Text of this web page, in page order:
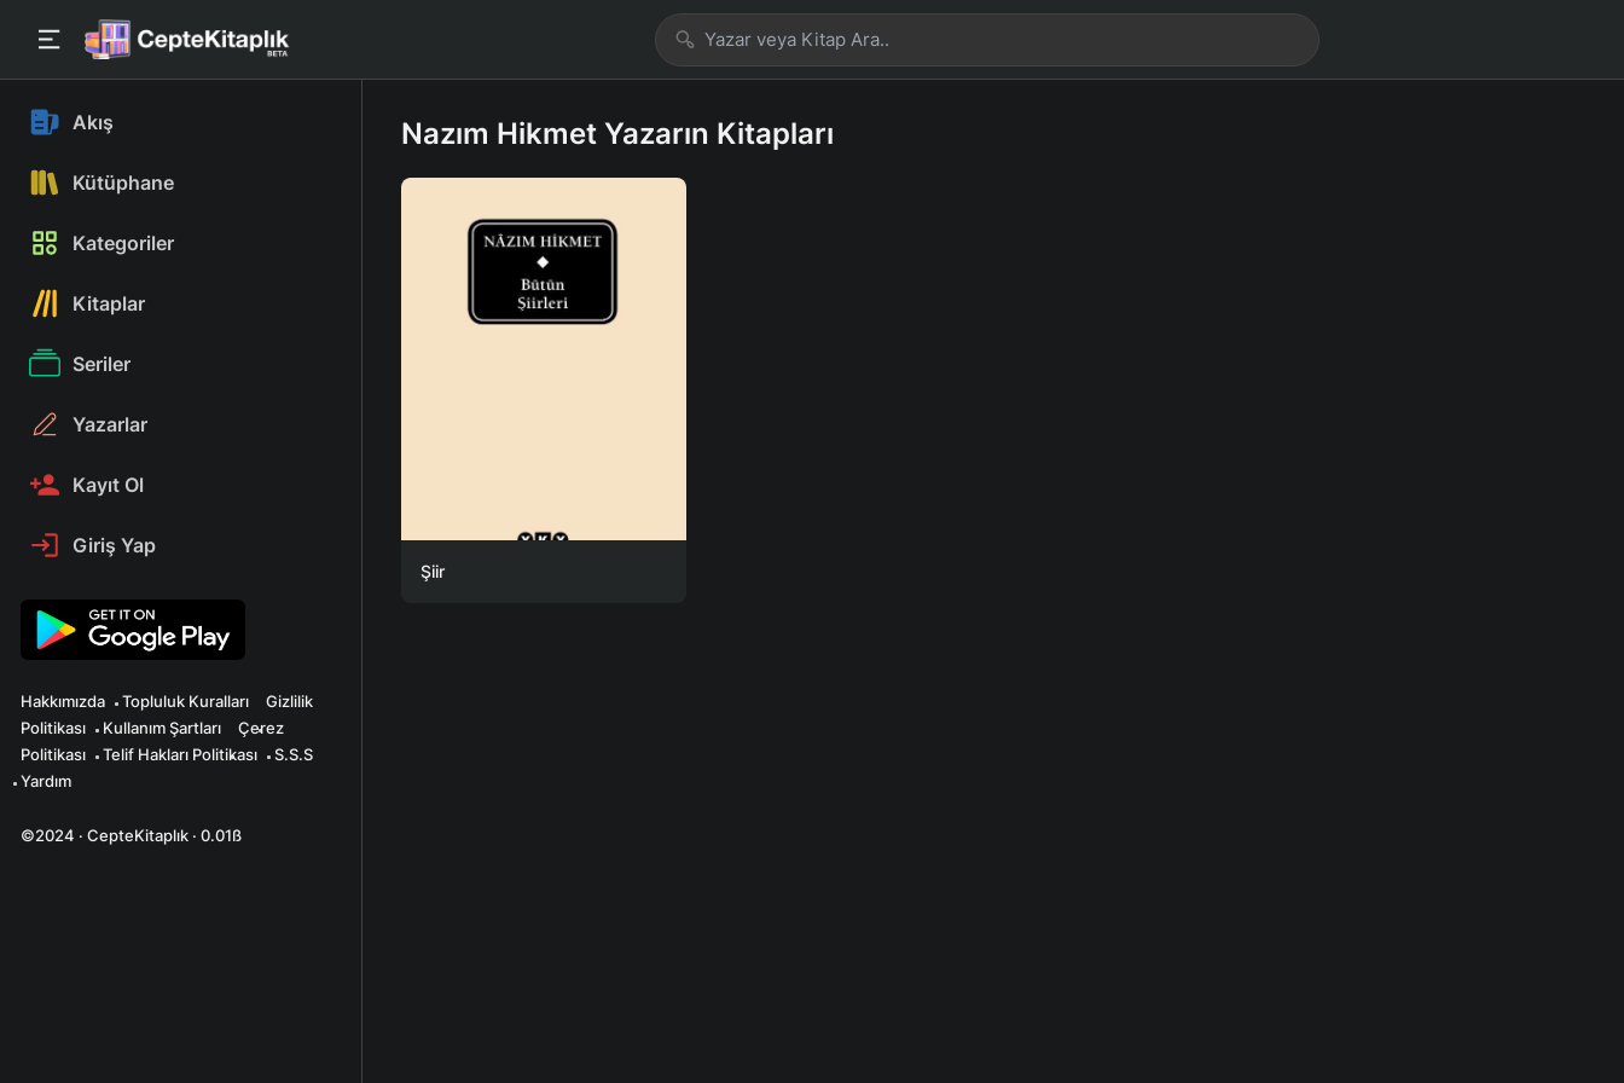
Akış
Kütüphane
Kategoriler
Kitaplar
Seriler
Yazarlar
Kayıt Ol
Giriş Yap
Hakkımızda Topluluk Kuralları
Gizlilik
Politikası
Kullanım Şartları
Çerez
Politikası
Telif Hakları Politikası
S.S.S
Yardım
©2024 · CepteKitaplık · 0.01ß
Nazım Hikmet Yazarın Kitapları
Şiir